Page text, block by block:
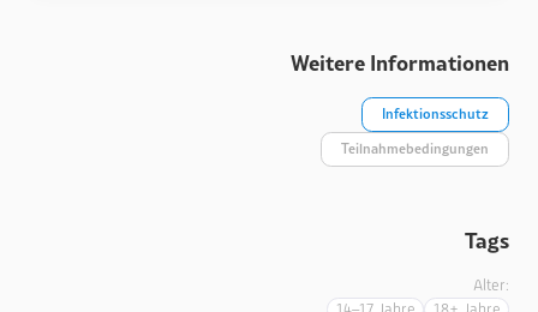
Weitere Informationen
Infektionsschutz
Teilnahmebedingungen
Tags
Alter: